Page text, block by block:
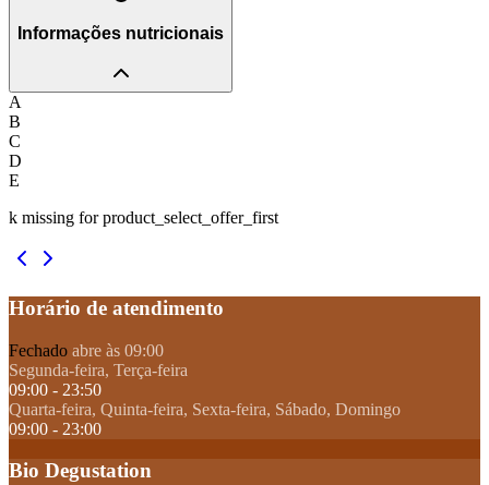
Informações nutricionais
A
B
C
D
E
k missing for product_select_offer_first
Horário de atendimento
Fechado abre às 09:00
Segunda-feira, Terça-feira
09:00 - 23:50
Quarta-feira, Quinta-feira, Sexta-feira, Sábado, Domingo
09:00 - 23:00
Bio Degustation